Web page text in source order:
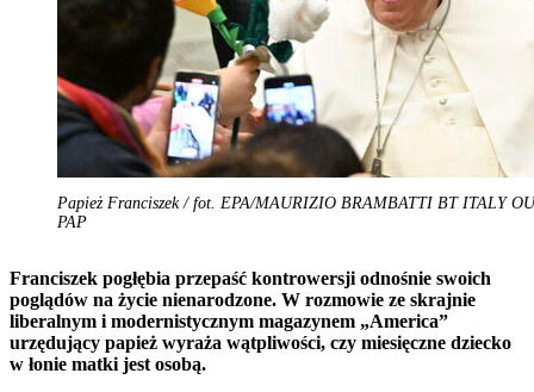
Papież Franciszek / fot. EPA/MAURIZIO BRAMBATTI BT ITALY
PAP
Franciszek pogłębia przepaść kontrowersji odnośnie swoich
poglądów na życie nienarodzone. W rozmowie ze skrajnie
liberalnym i modernistycznym magazynem „America”
urzędujący papież wyraża wątpliwości, czy miesięczne dziecko
w łonie matki jest osobą.